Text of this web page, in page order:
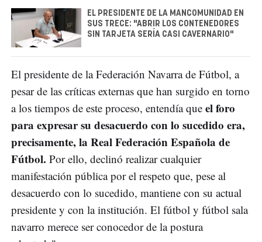
EL PRESIDENTE DE LA MANCOMUNIDAD EN
SUS TRECE: "ABRIR LOS CONTENEDORES
SIN TARJETA SERÍA CASI CAVERNARIO"
El presidente de la Federación Navarra de Fútbol, a
pesar de las críticas externas que han surgido en torno
a los tiempos de este proceso, entendía que el foro
para expresar su desacuerdo con lo sucedido era,
precisamente, la Real Federación Española de
Fútbol. Por ello, declinó realizar cualquier
manifestación pública por el respeto que, pese al
desacuerdo con lo sucedido, mantiene con su actual
presidente y con la institución. El fútbol y fútbol sala
navarro merece ser conocedor de la postura